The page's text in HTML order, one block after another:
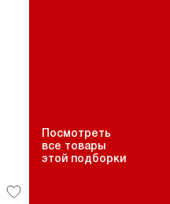
Посмотреть
все товары
этой подборки